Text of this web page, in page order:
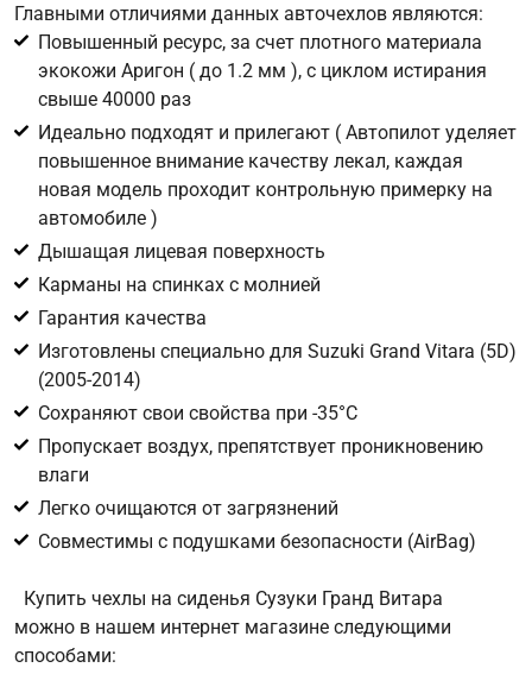
Соглашение об обработке персональных данных
Для подтверждения своего согласия на обработку ваших
персональных данных в целях исполнения запроса введите
в поле ниже цифру
Цифра с картинки
Главными отличиями данных авточехлов являются:
Повышенный ресурс, за счет плотного материала
экокожи Аригон ( до 1.2 мм ), с циклом истирания
свыше 40000 раз
Идеально подходят и прилегают ( Автопилот уделяет
повышенное внимание качеству лекал, каждая
новая модель проходит контрольную примерку на
автомобиле )
Дышащая лицевая поверхность
Карманы на спинках с молнией
Гарантия качества
Изготовлены специально для Suzuki Grand Vitara (5D)
(2005-2014)
Сохраняют свои свойства при -35°С
Пропускает воздух, препятствует проникновению
влаги
Легко очищаются от загрязнений
Совместимы с подушками безопасности (AirBag)
Купить чехлы на сиденья Сузуки Гранд Витара
можно в нашем интернет магазине следующими
способами: